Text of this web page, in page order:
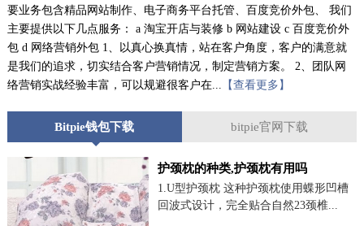
要业务包含精品网站制作、电子商务平台托管、百度竞价外包、 我们
主要提供以下几点服务： a 淘宝开店与装修 b 网站建设 c 百度竞价外
包 d 网络营销外包 1、以真心换真情，站在客户角度，客户的满意就
是我们的追求，切实结合客户营销情况，制定营销方案。 2、团队网
络营销实战经验丰富，可以规避很客户在...
【查看更多】
Bitpie钱包下载 bitpie官网下载
护颈枕的种类,护颈枕有用吗
1.U型护颈枕 这种护颈枕使用蝶形凹槽
回波式设计，完全贴合自然23颈椎...